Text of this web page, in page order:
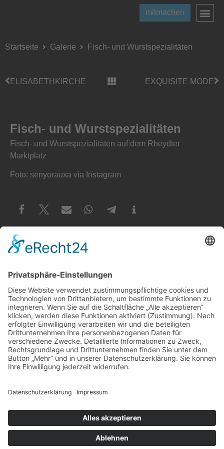
mitmachen
Startseite Galerie Fisch- und Wurstspezialitäten
ELISABETHKIRCHE EXQUISITE MODE
Fisch- und Wurstspezialitäten
Fisch- und Wurstspezialitäten auf dem Rheydter
Marktplatz
Foto: senyorauxa via Instagram